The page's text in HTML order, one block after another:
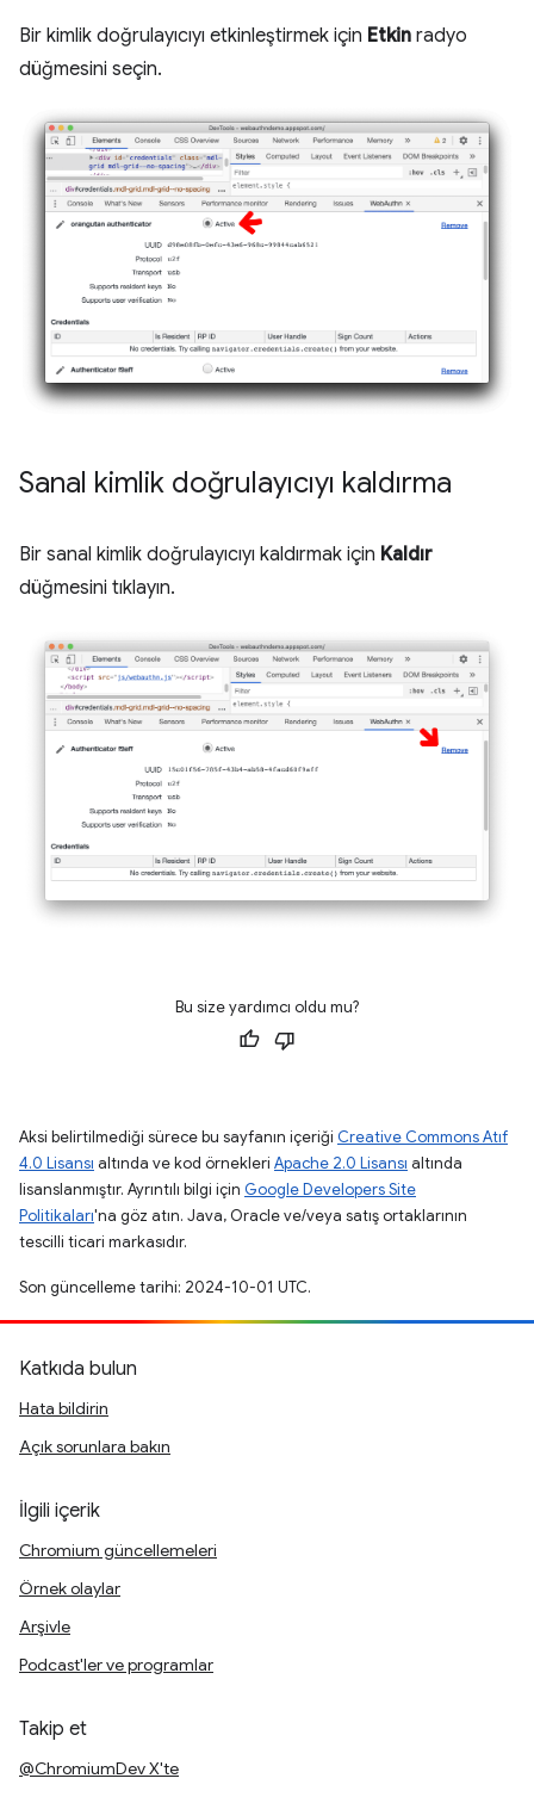
Bir kimlik doğrulayıcıyı etkinleştirmek için Etkin radyo
düğmesini seçin.
Sanal kimlik doğrulayıcıyı kaldırma
Bir sanal kimlik doğrulayıcıyı kaldırmak için Kaldır
düğmesini tıklayın.
Bu size yardımcı oldu mu?
Aksi belirtilmediği sürece bu sayfanın içeriği Creative Commons Atıf
4.0 Lisansı altında ve kod örnekleri Apache 2.0 Lisansı altında
lisanslanmıştır. Ayrıntılı bilgi için Google Developers Site
Politikaları'na göz atın. Java, Oracle ve/veya satış ortaklarının
tescilli ticari markasıdır.
Son güncelleme tarihi: 2024-10-01 UTC.
Katkıda bulun
Hata bildirin
Açık sorunlara bakın
İlgili içerik
Chromium güncellemeleri
Örnek olaylar
Arşivle
Podcast'ler ve programlar
Takip et
@ChromiumDev X'te